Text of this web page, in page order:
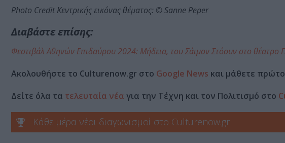
Photo Credit Κεντρικής εικόνας θέματος: © Sanne Peper
Διαβάστε επίσης:
Φεστιβάλ Αθηνών Επιδαύρου 2024: Μήδεια, του Σάιμον Στόουν στο θέατρο
Ακολουθήστε το Culturenow.gr στο Google News και μάθετε
Δείτε όλα τα τελευταία νέα για την Τέχνη και τον Πολιτισμό στο
Κάθε μέρα νέοι διαγωνισμοί στο Culturenow.gr